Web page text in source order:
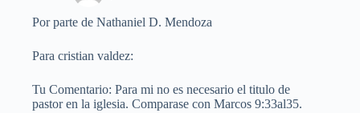
Por parte de Nathaniel D. Mendoza
Para cristian valdez:
Tu Comentario: Para mi no es necesario el titulo de
pastor en la iglesia. Comparase con Marcos 9:33al35.